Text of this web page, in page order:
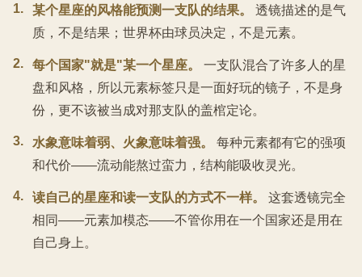
1. 某个星座的风格能预测一支队的结果。
透镜描述的是气
质，不是结果；世界杯由球员决定，不是元素。
2. 每个国家"就是"某一个星座。
一支队混合了许多人的星
盘和风格，所以元素标签只是一面好玩的镜子，不是身
份，更不该被当成对那支队的盖棺定论。
3. 水象意味着弱、火象意味着强。
每种元素都有它的强项
和代价——流动能熬过蛮力，结构能吸收灵光。
4. 读自己的星座和读一支队的方式不一样。
这套透镜完全
相同——元素加模态——不管你用在一个国家还是用在
自己身上。